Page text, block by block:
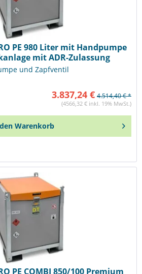
PE 980 Liter mit Handpumpe
mit ADR-Zulassung
und Zapfventil
3.837,24 € 4.514,40 € *
(4566,32 € inkl. 19% MwSt.)
Warenkorb
PE COMBI 850/100 Premium